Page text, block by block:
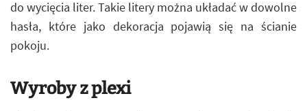
do wycięcia liter. Takie litery można układać w dowolne
hasła, które jako dekoracja pojawią się na ścianie
pokoju.
Wyroby z plexi